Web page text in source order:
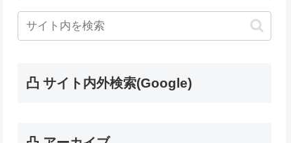
凸 サイト内外検索(Google)